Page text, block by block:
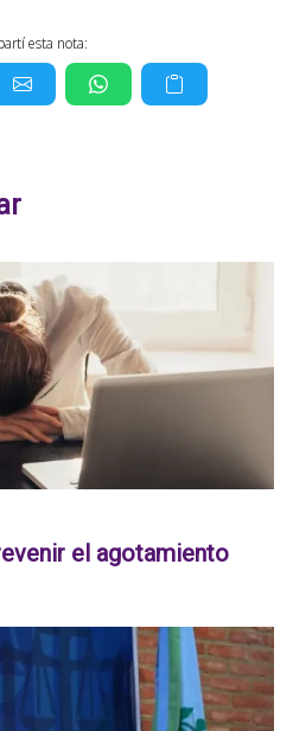
esta nota:
el agotamiento